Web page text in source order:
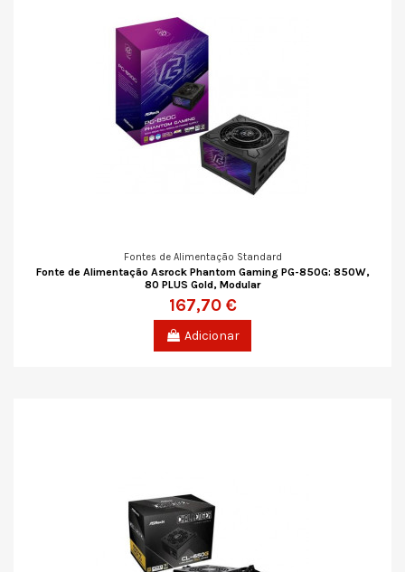
Fontes de Alimentação Standard
Fonte de Alimentação Asrock Phantom Gaming PG-850G: 850W,
80 PLUS Gold, Modular
167,70 €
Adicionar